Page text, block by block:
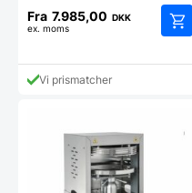
Fra 7.985,00 DKK
ex. moms
vare
Vi prismatcher